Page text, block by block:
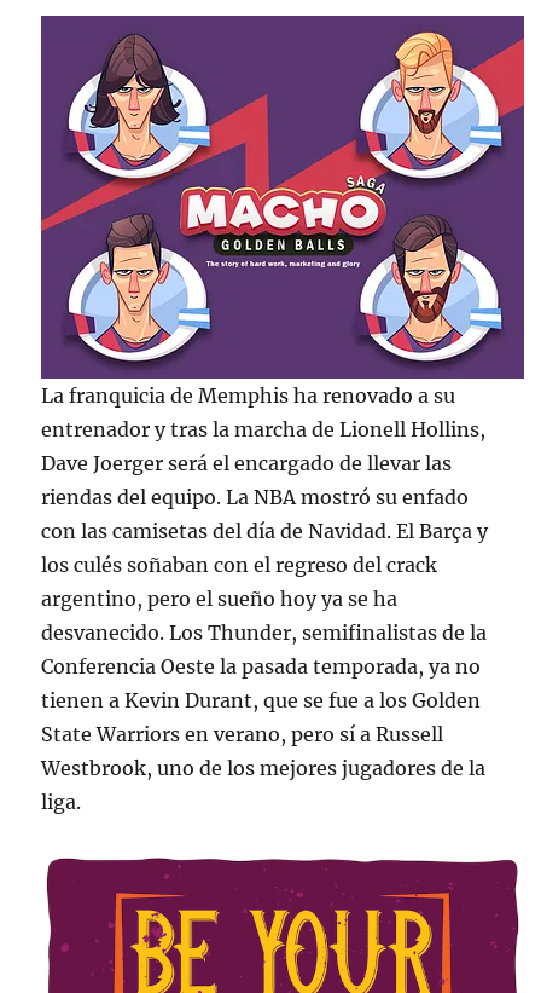
La franquicia de Memphis ha renovado a su
entrenador y tras la marcha de Lionell Hollins,
Dave Joerger será el encargado de llevar las
riendas del equipo. La NBA mostró su enfado
con las camisetas del día de Navidad. El Barça y
los culés soñaban con el regreso del crack
argentino, pero el sueño hoy ya se ha
desvanecido. Los Thunder, semifinalistas de la
Conferencia Oeste la pasada temporada, ya no
tienen a Kevin Durant, que se fue a los Golden
State Warriors en verano, pero sí a Russell
Westbrook, uno de los mejores jugadores de la
liga.